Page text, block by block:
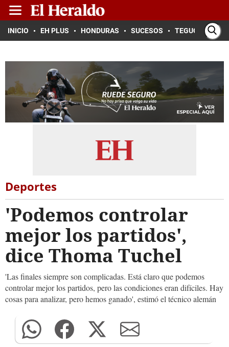
INICIO EH PLUS HONDURAS SUCESOS TEGUCIGALPA
Deportes
'Podemos controlar
mejor los partidos',
dice Thoma Tuchel
'Las finales siempre son complicadas. Está claro que podemos
controlar mejor los partidos, pero las condiciones eran difíciles. Hay
cosas para analizar, pero hemos ganado', estimó el técnico alemán